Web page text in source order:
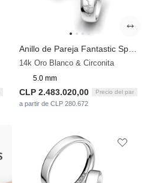
14k Oro Blanco & Circonita
5.0 mm
CLP 2.483.020,00 Precio del par
a partir de CLP 280.672